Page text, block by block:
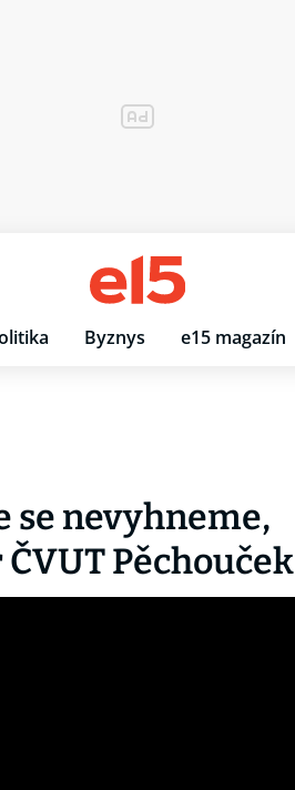
Byznys e15 magazín
se nevyhneme,
Pěchouček